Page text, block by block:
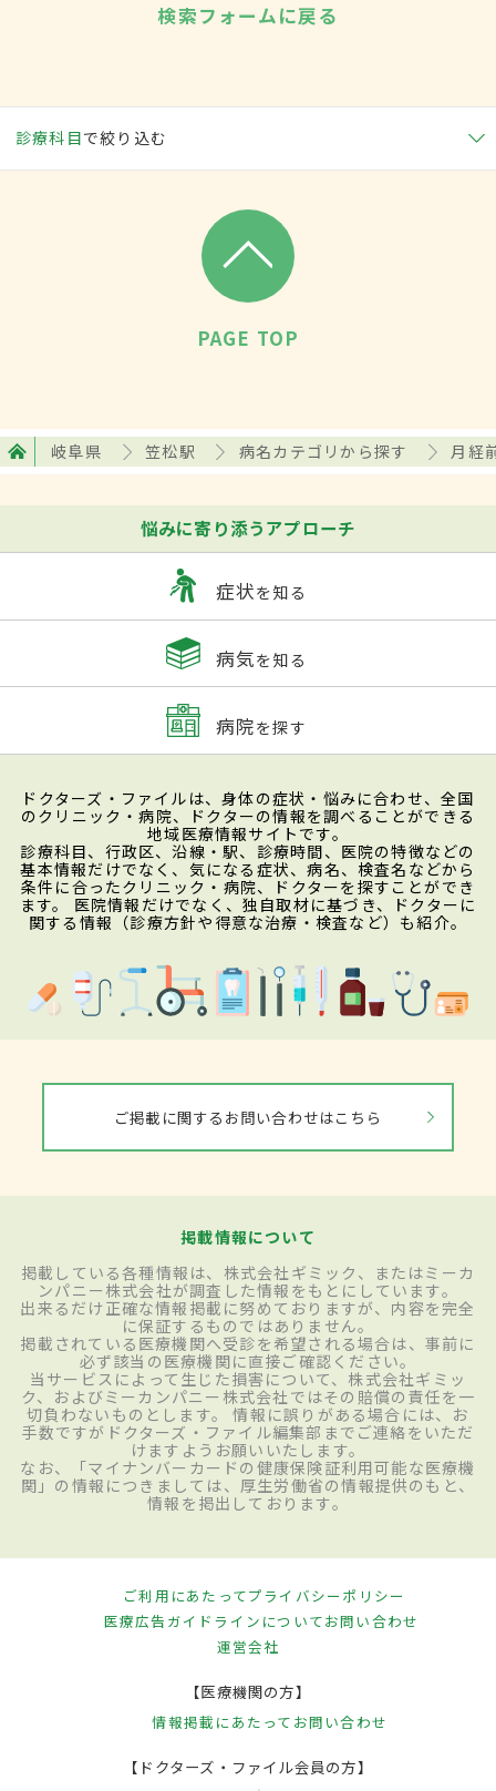
検索フォームに戻る
診療科目で絞り込む
PAGE TOP
岐阜県 笠松駅 病名カテゴリから探す 月経
悩みに寄り添うアプローチ
症状を知る
病気を知る
病院を探す
ドクターズ・ファイルは、身体の症状・悩みに合わせ、全国
のクリニック・病院、ドクターの情報を調べることができる
地域医療情報サイトです。
診療科目、行政区、沿線・駅、診療時間、医院の特徴などの
基本情報だけでなく、気になる症状、病名、検査名などから
条件に合ったクリニック・病院、ドクターを探すことができ
ます。 医院情報だけでなく、独自取材に基づき、ドクターに
関する情報（診療方針や得意な治療・検査など）も紹介。
ご掲載に関するお問い合わせはこちら
掲載情報について
掲載している各種情報は、株式会社ギミック、またはミーカ
ンパニー株式会社が調査した情報をもとにしています。
出来るだけ正確な情報掲載に努めておりますが、内容を完全
に保証するものではありません。
掲載されている医療機関へ受診を希望される場合は、事前に
必ず該当の医療機関に直接ご確認ください。
当サービスによって生じた損害について、株式会社ギミッ
ク、およびミーカンパニー株式会社ではその賠償の責任を一
切負わないものとします。 情報に誤りがある場合には、お
手数ですがドクターズ・ファイル編集部までご連絡をいただ
けますようお願いいたします。
なお、「マイナンバーカードの健康保険証利用可能な医療機
関」の情報につきましては、厚生労働省の情報提供のもと、
情報を掲出しております。
ご利用にあたってプライバシーポリシー
医療広告ガイドラインについてお問い合わせ
運営会社
【医療機関の方】
情報掲載にあたって お問い合わせ
【ドクターズ・ファイル会員の方】